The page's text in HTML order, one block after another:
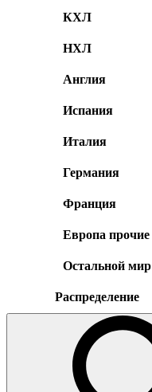
КХЛ
НХЛ
Англия
Испания
Италия
Германия
Франция
Европа прочие
Остальной мир
Распределение